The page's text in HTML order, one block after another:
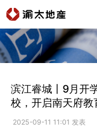
產品與服務
滨江睿城丨9月开
校，开启南天府教
2025-09-11 11:01 发表